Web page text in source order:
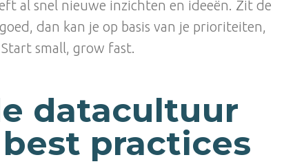
al snel nieuwe inzichten en ideeën. Zit de
dan kan je op basis van je prioriteiten,
small, grow fast.
datacultuur
practices